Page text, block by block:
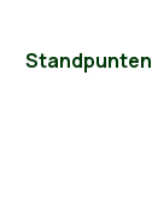
Standpunten